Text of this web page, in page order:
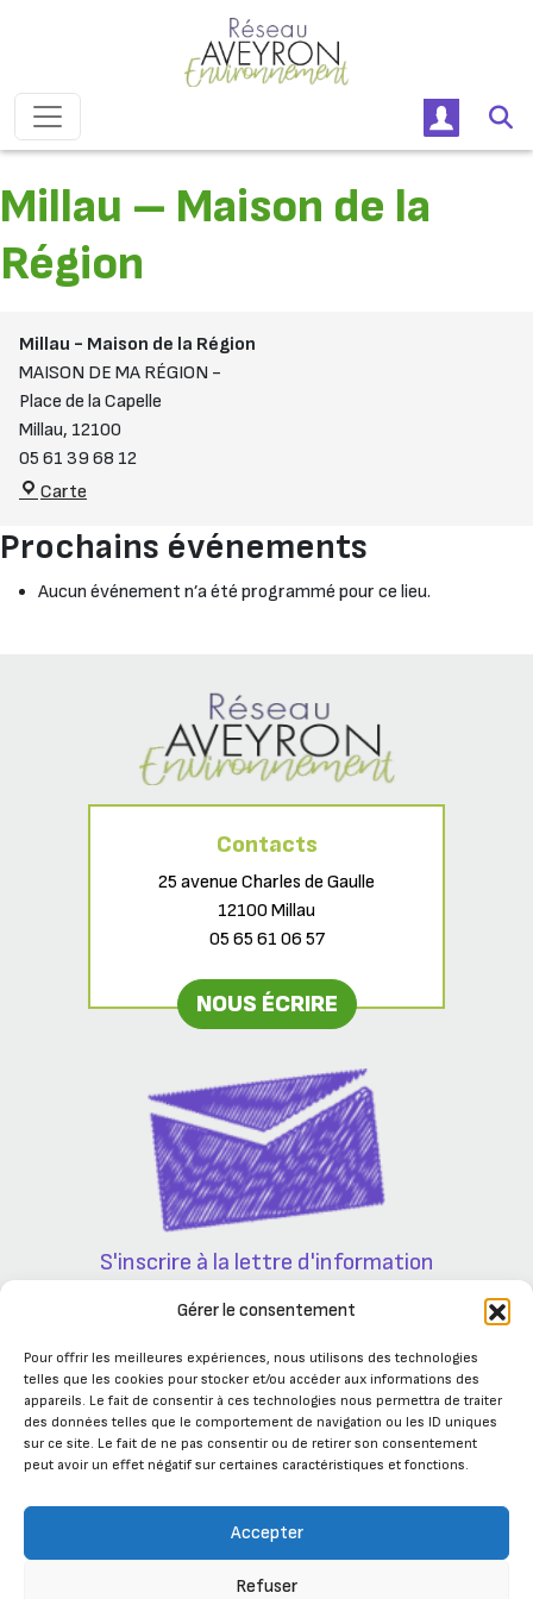
Gérer le consentement
Pour offrir les meilleures expériences, nous utilisons des technologies
telles que les cookies pour stocker et/ou accéder aux informations des
appareils. Le fait de consentir à ces technologies nous permettra de traiter
des données telles que le comportement de navigation ou les ID uniques
sur ce site. Le fait de ne pas consentir ou de retirer son consentement
peut avoir un effet négatif sur certaines caractéristiques et fonctions.
Accepter
Refuser
Navigation principale
Millau – Maison de la
Région
Millau - Maison de la Région
MAISON DE MA RÉGION -
Place de la Capelle
Millau, 12100
05 61 39 68 12
Carte
Prochains événements
Aucun événement n’a été programmé pour ce lieu.
Contacts
25 avenue Charles de Gaulle
12100 Millau
05 65 61 06 57
NOUS ÉCRIRE
S'inscrire à la lettre d'information